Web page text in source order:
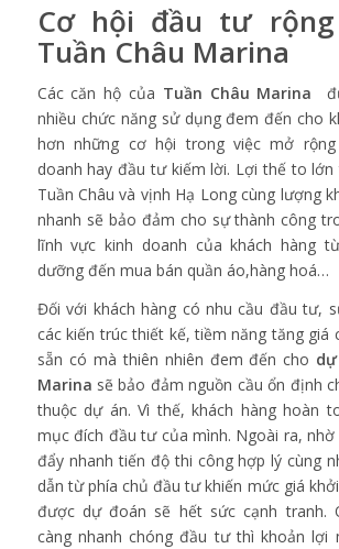
Cơ hội đầu tư
Tuần Châu Marina
Các căn hộ của Tuần Châu Marina
nhiều chức năng sử dụng đem đến cho
hơn những cơ hội trong việc mở
doanh hay đầu tư kiếm lời. Lợi thế to
Tuần Châu và vịnh Hạ Long cùng lượng
nhanh sẽ bảo đảm cho sự thành công
lĩnh vực kinh doanh của khách hàng
dưỡng đến mua bán quần áo,hàng hoá…
Đối với khách hàng có nhu cầu đầu tư,
các kiến trúc thiết kế, tiềm năng tăng giá
sẵn có mà thiên nhiên đem đến cho
Marina sẽ bảo đảm nguồn cầu ổn định
thuộc dự án. Vì thế, khách hàng hoàn
mục đích đầu tư của mình. Ngoài ra, nhờ
đẩy nhanh tiến độ thi công hợp lý cùng
dẫn từ phía chủ đầu tư khiến mức giá
được dự đoán sẽ hết sức cạnh tranh.
càng nhanh chóng đầu tư thì khoản lợi